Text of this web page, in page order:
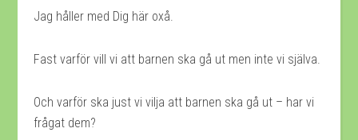
Jag håller med Dig här oxå.
Fast varför vill vi att barnen ska gå ut men inte vi själva.
Och varför ska just vi vilja att barnen ska gå ut – har vi
frågat dem?